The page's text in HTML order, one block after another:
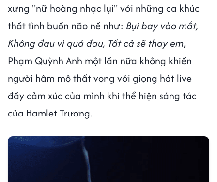
xưng "nữ hoàng nhạc lụi" với những ca khúc
thất tình buồn não nề như: Bụi bay vào mắt,
Không đau vì quá đau, Tất cả sẽ thay em,
Phạm Quỳnh Anh một lần nữa không khiến
người hâm mộ thất vọng với giọng hát live
đầy cảm xúc của mình khi thể hiện sáng tác
của Hamlet Trương.